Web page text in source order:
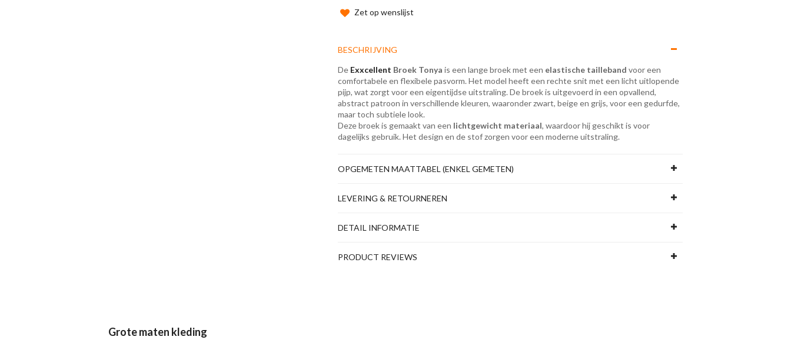
Zet op wenslijst
BESCHRIJVING
De Exxcellent Broek Tonya is een lange broek met een elastische tailleband voor een
comfortabele en flexibele pasvorm. Het model heeft een rechte snit met een licht uitlopende
pijp, wat zorgt voor een eigentijdse uitstraling. De broek is uitgevoerd in een opvallend,
abstract patroon in verschillende kleuren, waaronder zwart, beige en grijs, voor een gedurfde,
maar toch subtiele look.
Deze broek is gemaakt van een lichtgewicht materiaal, waardoor hij geschikt is voor
dagelijks gebruik. Het design en de stof zorgen voor een moderne uitstraling.
OPGEMETEN MAATTABEL (ENKEL GEMETEN)
LEVERING & RETOURNEREN
DETAIL INFORMATIE
PRODUCT REVIEWS
Grote maten kleding